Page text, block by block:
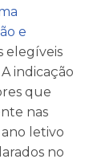
e
elegíveis
indicação
que
nas
letivo
no